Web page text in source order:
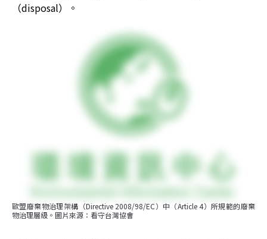
（disposal）。
歐盟廢棄物治理架構（Directive 2008/98/EC）中（Article 4）所規範的廢棄
物治理層級。圖片來源：看守台灣協會